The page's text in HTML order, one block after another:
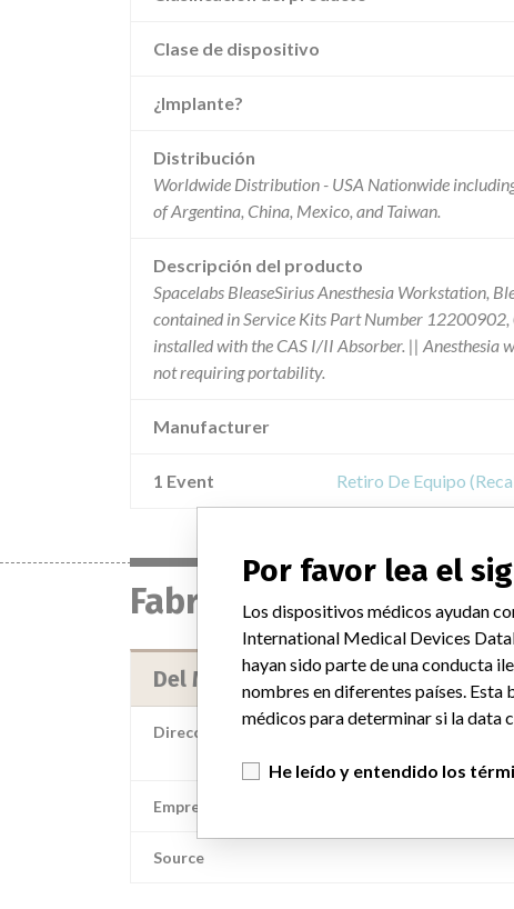
Clase de dispositivo
¿Implante?
Distribución
Worldwide Distribution - USA Nationwide
of Argentina, China, Mexico, and Taiwan.
Descripción del producto
Spacelabs BleaseSirius Anesthesia Workstation,
contained in Service Kits Part Number
installed with the CAS I/II Absorber. || Anesthesia
not requiring portability.
Manufacturer
1 Event Retiro De Equipo
Fabricante
Del Mar Reynolds Medical, Ltd.
Dirección del fabricante
Del Mar Reynolds Medical,
Empresa matriz del fabricante (2017)
Source
Por favor lea el
Los dispositivos médicos ayudan
International Medical Devices
hayan sido parte de una conducta
nombres en diferentes países. Esta
médicos para determinar si la data
He leído y entendido los